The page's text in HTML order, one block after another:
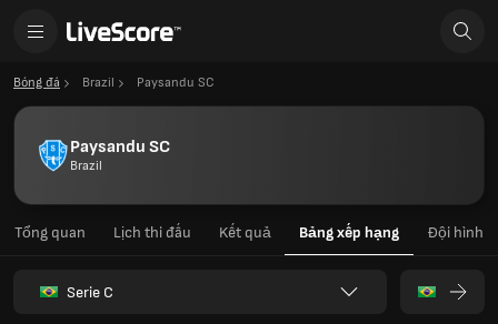
Bóng đá Brazil Paysandu SC
Paysandu SC
Brazil
Tổng quan Lịch thi đấu Kết quả Bảng xếp hạng Đội hình
Serie C